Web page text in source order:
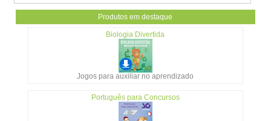
Produtos em destaque
Biologia Divertida
Jogos para auxiliar no aprendizado
Português para Concursos